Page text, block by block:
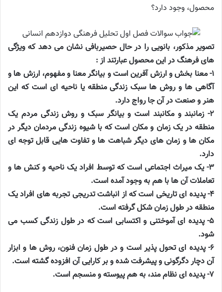
محصول، وجود دارد؟
تصویر مذکور، بانویی را در حال حصیربافی نشان می دهد که ویژگی
های فرهنگ در این محصول عبارتند از :
۱- معنا بخش و ارزش آفرین است و بیانگر معنا و مفهوم، ارزش ها و
آگاهی ها و روش ها سبک زندگی منطقه یا ناحیه ای است که این
هنر و صنعت در آن جا رواج دارد.
۲- زمانبند و مکانبند است و بیانگر سبک و روش زندگی مردم یک
منطقه در یک زمان و مکان است که با شیوه زندگی مردمان دیگر در
مکان ها و زمان های دیگر شباهت ها و تفاوت هایی قابل توجه ای
دارد.
۳- یک میراث اجتماعی است که توسط افراد یک ناحیه و کنش ها و
تعاملات آن ها با هم به وجود آمده است.
۴- پدیده ای تاریخی است که از انباشت تدریجی تجربه های افراد یک
منطقه در طول زمان شکل گرفته است.
۵- پدیده ای آموختنی و اکتسابی است که در طول زندگی کسب می
شود.
۶- پدیده ای تحول پذیر است و در طول زمان فنون، روش ها و ابزار
آن دچار دگرگونی و پیشرفت شده و بر کارایی آن افزوده گشته است.
۷- پدیده ای نظام مند، به هم پیوسته و منسجم است.